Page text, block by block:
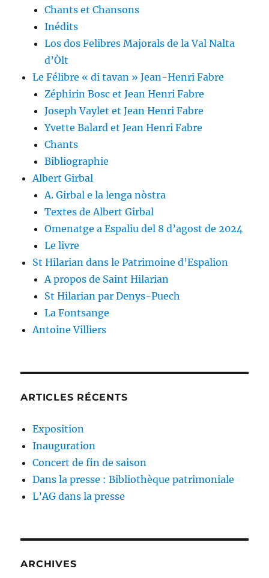
Chants et Chansons
Inédits
Los dos Felibres Majorals de la Val Nalta
d’Òlt
Le Félibre « di tavan » Jean-Henri Fabre
Zéphirin Bosc et Jean Henri Fabre
Joseph Vaylet et Jean Henri Fabre
Yvette Balard et Jean Henri Fabre
Chants
Bibliographie
Albert Girbal
A. Girbal e la lenga nòstra
Textes de Albert Girbal
Omenatge a Espaliu del 8 d’agost de 2024
Le livre
St Hilarian dans le Patrimoine d’Espalion
A propos de Saint Hilarian
St Hilarian par Denys-Puech
La Fontsange
Antoine Villiers
ARTICLES RÉCENTS
Exposition
Inauguration
Concert de fin de saison
Dans la presse : Bibliothèque patrimoniale
L’AG dans la presse
ARCHIVES